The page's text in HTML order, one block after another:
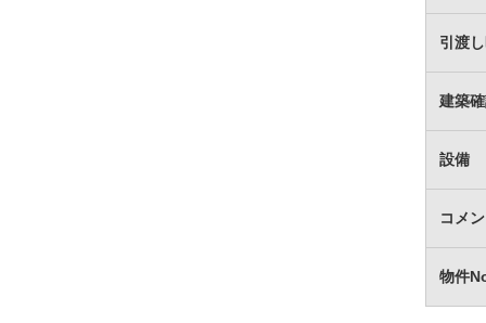
引渡
建築
設備
コメ
物件